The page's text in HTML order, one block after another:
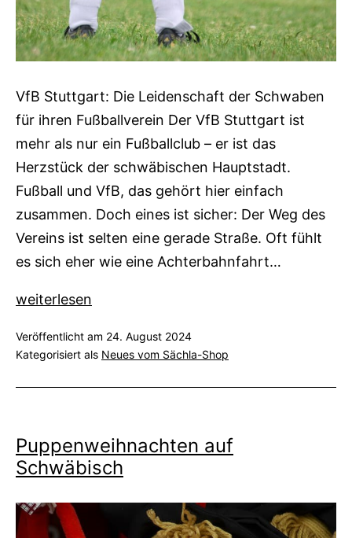
VfB Stuttgart: Die Leidenschaft der Schwaben
für ihren Fußballverein Der VfB Stuttgart ist
mehr als nur ein Fußballclub – er ist das
Herzstück der schwäbischen Hauptstadt.
Fußball und VfB, das gehört hier einfach
zusammen. Doch eines ist sicher: Der Weg des
Vereins ist selten eine gerade Straße. Oft fühlt
es sich eher wie eine Achterbahnfahrt…
Der
und
sein
VfB
weiterlesen
Veröffentlicht am 24. August 2024
Kategorisiert als Neues vom Sächla-Shop
Puppenweihnachten auf
Schwäbisch